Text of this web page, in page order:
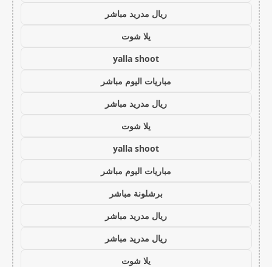
ريال مدريد مباشر
يلا شوت
yalla shoot
مباريات اليوم مباشر
ريال مدريد مباشر
يلا شوت
yalla shoot
مباريات اليوم مباشر
برشلونة مباشر
ريال مدريد مباشر
ريال مدريد مباشر
يلا شوت